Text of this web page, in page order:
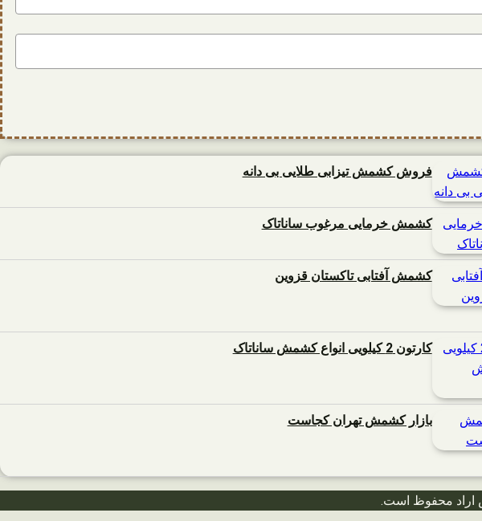
فروش کشمش تیزابی طلایی بی دانه
کشمش خرمایی مرغوب ساناتاک
کشمش آفتابی تاکستان قزوین
کارتون 2 کیلویی انواع کشمش ساناتاک
بازار کشمش تهران کجاست
محفوظ است.